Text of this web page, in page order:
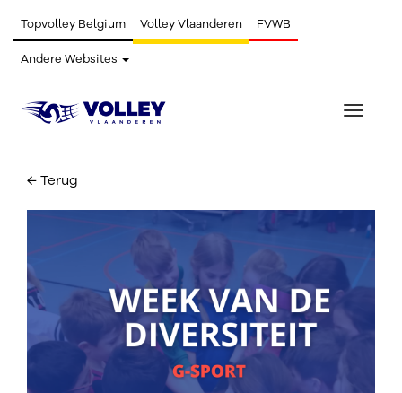
Topvolley Belgium Volley Vlaanderen FVWB
Andere Websites
Toggle
← Terug